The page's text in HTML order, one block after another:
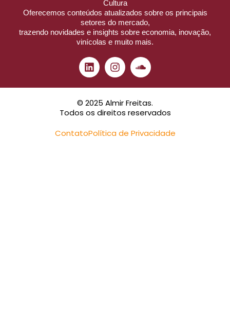
Cultura
Oferecemos conteúdos atualizados sobre os principais
setores do mercado,
trazendo novidades e insights sobre economia, inovação,
vinícolas e muito mais.
© 2025 Almir Freitas.
Todos os direitos reservados
ContatoPolítica de Privacidade